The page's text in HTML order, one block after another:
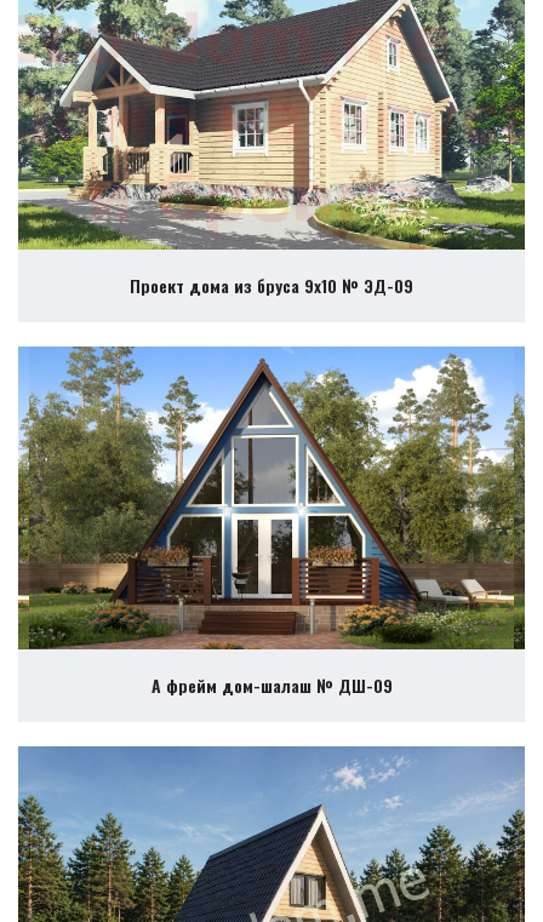
Проект дома из бруса 9х10 № ЭД-09
А фрейм дом-шалаш № ДШ-09